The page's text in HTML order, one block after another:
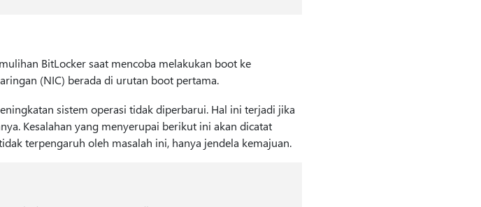
BitLocker saat mencoba melakukan boot ke
(NIC) berada di urutan boot pertama.
sistem operasi tidak diperbarui. Hal ini terjadi jika
Kesalahan yang menyerupai berikut ini akan dicatat
terpengaruh oleh masalah ini, hanya jendela kemajuan.